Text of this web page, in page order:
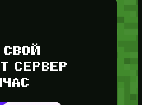
СВОЙ
СЕРВЕР